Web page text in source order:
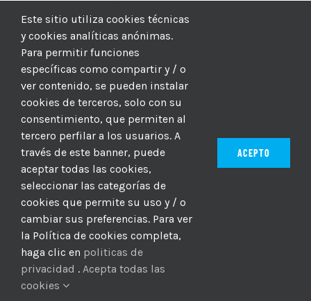
© 2012–2025 |CICIC| Hosting: Hosting Para PYMES
MBAGIO.COM
| Todos los derechos reservados
FacebookTwitterYouTube
Este sitio utiliza cookies técnicas
y cookies analíticas anónimas.
Para permitir funciones
específicas como compartir y / o
ver contenido, se pueden instalar
cookies de terceros, solo con su
consentimiento, que permiten al
tercero perfilar a los usuarios. A
través de este banner, puede
aceptar todas las cookies,
seleccionar las categorías de
cookies que permite su uso y / o
cambiar sus preferencias. Para ver
la Política de cookies completa,
haga clic en politicas de
privacidad . Acepta todas las
cookies
ACEPTO